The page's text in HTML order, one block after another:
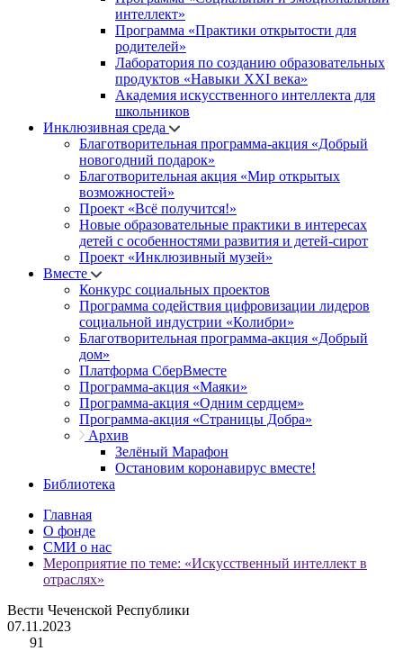
интеллект»
Программа «Практики открытости для
родителей»
Лаборатория по созданию образовательных
продуктов «Навыки XXI века»
Академия искусственного интеллекта для
школьников
Инклюзивная среда
Благотворительная программа-акция «Добрый
новогодний подарок»
Благотворительная акция «Мир открытых
возможностей»
Проект «Всё получится!»
Новые образовательные практики в интересах
детей с особенностями развития и детей-сирот
Проект «Инклюзивный музей»
Вместе
Конкурс социальных проектов
Программа содействия цифровизации лидеров
социальной индустрии «Колибри»
Благотворительная программа-акция «Добрый
дом»
Платформа СберВместе
Программа-акция «Маяки»
Программа-акция «Одним сердцем»
Программа-акция «Страницы Добра»
Архив
Зелёный Марафон
Остановим коронавирус вместе!
Библиотека
Главная
О фонде
СМИ о нас
Мероприятие по теме: «Искусственный интеллект в
отраслях»
Вести Чеченской Республики
07.11.2023
91